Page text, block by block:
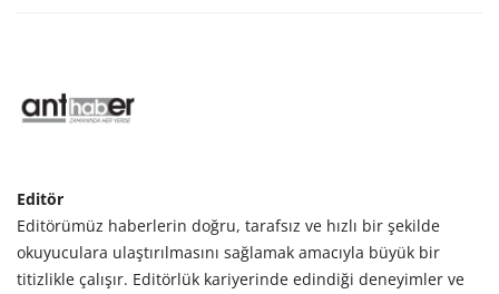
Editör
Editörümüz haberlerin doğru, tarafsız ve hızlı bir şekilde
okuyuculara ulaştırılmasını sağlamak amacıyla büyük bir
titizlikle çalışır. Editörlük kariyerinde edindiği deneyimler ve